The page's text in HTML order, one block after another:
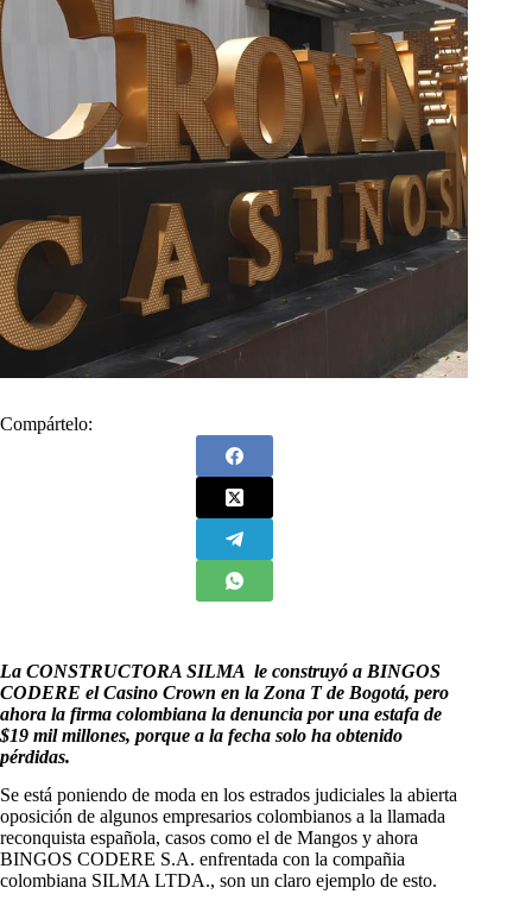
Compártelo:
La CONSTRUCTORA SILMA le construyó a BINGOS
CODERE el Casino Crown en la Zona T de Bogotá, pero
ahora la firma colombiana la denuncia por una estafa de
$19 mil millones, porque a la fecha solo ha obtenido
pérdidas.
Se está poniendo de moda en los estrados judiciales la abierta
oposición de algunos empresarios colombianos a la llamada
reconquista española, casos como el de Mangos y ahora
BINGOS CODERE S.A. enfrentada con la compañia
colombiana SILMA LTDA., son un claro ejemplo de esto.